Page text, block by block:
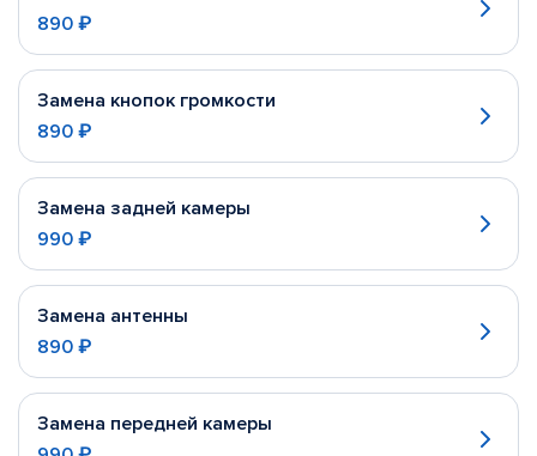
890 ₽
Замена кнопок громкости
890 ₽
Замена задней камеры
990 ₽
Замена антенны
890 ₽
Замена передней камеры